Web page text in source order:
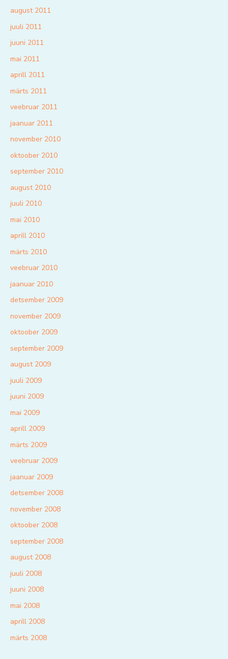
august 2011
juuli 2011
juuni 2011
mai 2011
aprill 2011
märts 2011
veebruar 2011
jaanuar 2011
november 2010
oktoober 2010
september 2010
august 2010
juuli 2010
mai 2010
aprill 2010
märts 2010
veebruar 2010
jaanuar 2010
detsember 2009
november 2009
oktoober 2009
september 2009
august 2009
juuli 2009
juuni 2009
mai 2009
aprill 2009
märts 2009
veebruar 2009
jaanuar 2009
detsember 2008
november 2008
oktoober 2008
september 2008
august 2008
juuli 2008
juuni 2008
mai 2008
aprill 2008
märts 2008